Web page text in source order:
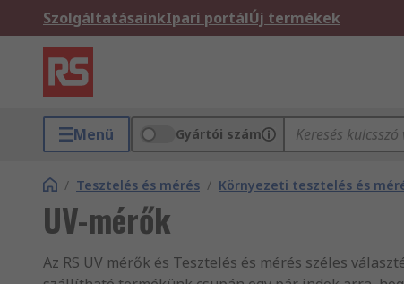
SzolgáltatásainkIpari portálÚj termékek
Menü Gyártói szám
/ Tesztelés és mérés / Környezeti tesztelés és
UV-mérők
Az RS UV mérők és Tesztelés és mérés széles